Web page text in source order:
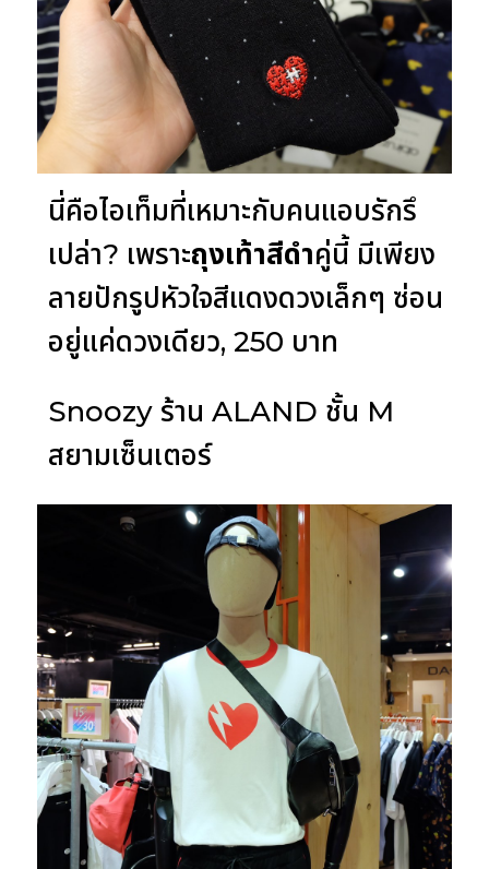
นี่คือไอเท็มที่เหมาะกับคนแอบรักรึ
เปล่า? เพราะถุงเท้าสีดำคู่นี้ มีเพียง
ลายปักรูปหัวใจสีแดงดวงเล็กๆ ซ่อน
อยู่แค่ดวงเดียว, 250 บาท
Snoozy ร้าน ALAND ชั้น M
สยามเซ็นเตอร์